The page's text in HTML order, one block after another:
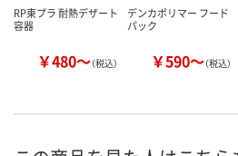
RP東プラ 耐熱デザート
容器
￥480～（税込）
デンカポリマー フード
パック
￥590～（税込）